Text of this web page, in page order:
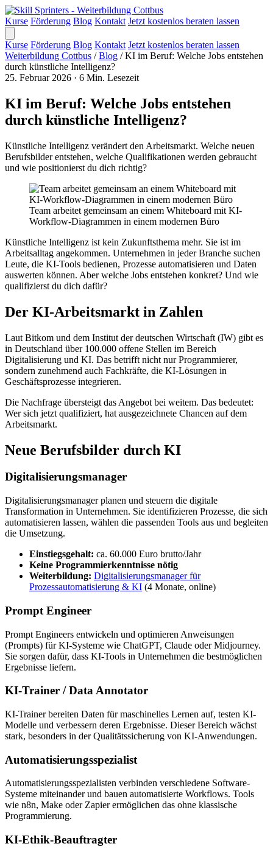
Kurse Förderung Blog Kontakt Jetzt kostenlos beraten lassen
Kurse Förderung Blog Kontakt Jetzt kostenlos beraten lassen
Weiterbildung Cottbus / Blog / KI im Beruf: Welche Jobs entstehen
durch künstliche Intelligenz?
25. Februar 2026 · 6 Min. Lesezeit
KI im Beruf: Welche Jobs entstehen
durch künstliche Intelligenz?
Künstliche Intelligenz verändert den Arbeitsmarkt. Welche neuen
Berufsbilder entstehen, welche Qualifikationen werden gebraucht
und wie positionierst du dich richtig?
Team arbeitet gemeinsam an einem Whiteboard mit KI-
Workflow-Diagrammen in einem modernen Büro
Künstliche Intelligenz ist kein Zukunftsthema mehr. Sie ist im
Arbeitsalltag angekommen. Unternehmen in jeder Branche suchen
Leute, die KI-Tools bedienen, Prozesse automatisieren und Daten
auswerten können. Aber welche Jobs entstehen konkret? Und wie
qualifizierst du dich dafür?
Der KI-Arbeitsmarkt in Zahlen
Laut Bitkom und dem Institut der deutschen Wirtschaft (IW) gibt es
in Deutschland über 100.000 offene Stellen im Bereich
Digitalisierung und KI. Das betrifft nicht nur Programmierer,
sondern zunehmend auch Fachkräfte, die KI-Lösungen in
Geschäftsprozesse integrieren.
Die Nachfrage übersteigt das Angebot bei weitem. Das bedeutet:
Wer sich jetzt qualifiziert, hat ausgezeichnete Chancen auf dem
Arbeitsmarkt.
Neue Berufsbilder durch KI
Digitalisierungsmanager
Digitalisierungsmanager planen und steuern die digitale
Transformation in Unternehmen. Sie identifizieren Prozesse, die sich
automatisieren lassen, wählen die passenden Tools aus und begleiten
die Umsetzung.
Einstiegsgehalt: ca. 60.000 Euro brutto/Jahr
Keine Programmierkenntnisse nötig
Weiterbildung: Digitalisierungsmanager für
Prozessautomatisierung & KI (4 Monate, online)
Prompt Engineer
Prompt Engineers entwickeln und optimieren Anweisungen
(Prompts) für KI-Systeme wie ChatGPT, Claude oder Midjourney.
Sie sorgen dafür, dass KI-Tools in Unternehmen die bestmöglichen
Ergebnisse liefern.
KI-Trainer / Data Annotator
KI-Trainer bereiten Daten für maschinelles Lernen auf, testen KI-
Modelle und verbessern deren Ergebnisse. Dieser Bereich wächst
stark, besonders in der Qualitätssicherung von KI-Anwendungen.
Automatisierungsspezialist
Automatisierungsspezialisten verbinden verschiedene Software-
Systeme miteinander und bauen automatisierte Workflows. Tools
wie n8n, Make oder Zapier ermöglichen das ohne klassische
Programmierung.
KI-Ethik-Beauftragter